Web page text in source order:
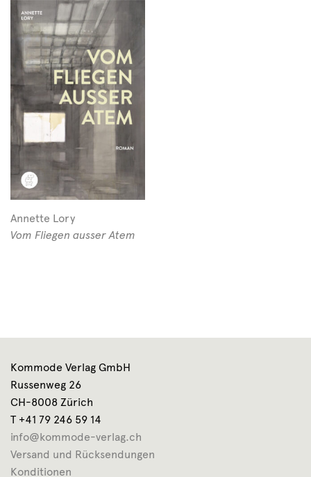
Annette Lory
Vom Fliegen ausser Atem
Kommode Verlag GmbH
Russenweg 26
CH-8008 Zürich
T +41 79 246 59 14
info@kommode-verlag.ch
Versand und Rücksendungen
Konditionen